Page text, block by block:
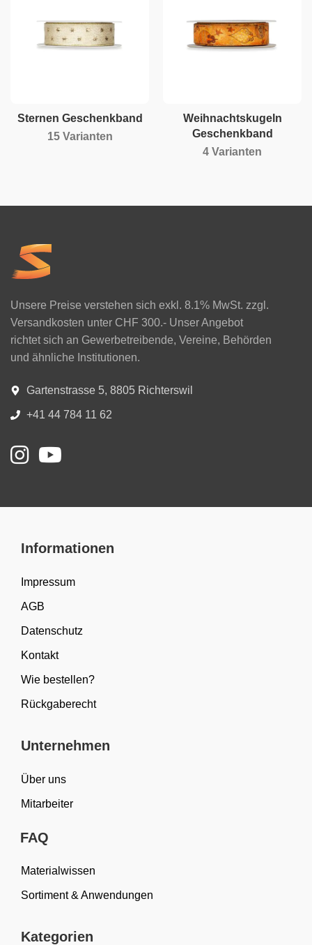
Sternen Geschenkband
15 Varianten
Weihnachtskugeln
Geschenkband
4 Varianten
Unsere Preise verstehen sich exkl. 8.1% MwSt. zzgl.
Versandkosten unter CHF 300.- Unser Angebot
richtet sich an Gewerbetreibende, Vereine, Behörden
und ähnliche Institutionen.
Gartenstrasse 5, 8805 Richterswil
+41 44 784 11 62
Informationen
Impressum
AGB
Datenschutz
Kontakt
Wie bestellen?
Rückgaberecht
Unternehmen
Über uns
Mitarbeiter
FAQ
Materialwissen
Sortiment & Anwendungen
Kategorien